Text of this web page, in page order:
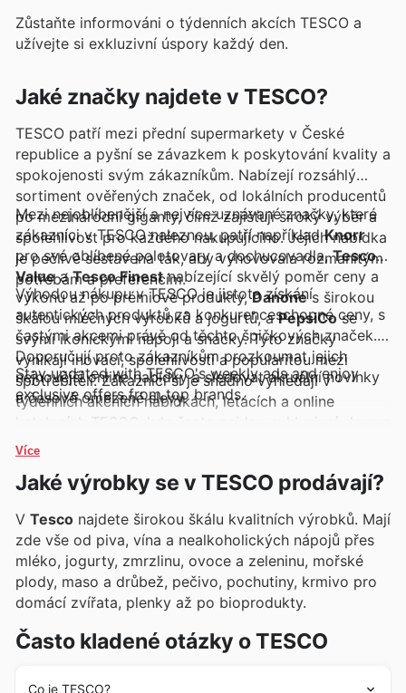
Zůstaňte informováni o týdenních akcích TESCO a
užívejte si exkluzivní úspory každý den.
Jaké značky najdete v TESCO?
TESCO patří mezi přední supermarkety v České
republice a pyšní se závazkem k poskytování kvality a
spokojenosti svým zákazníkům. Nabízejí rozsáhlý
sortiment ověřených značek, od lokálních producentů
po mezinárodní giganty, čímž zajišťují široký výběr a
spolehlivost pro každého nakupujícího. Jejich nabídka
je pečlivě sestavena tak, aby vyhovovala rozmanitým
potřebám a preferencím.
Mezi nejoblíbenější a nejvíce uznávané značky, které
zákazníci v TESCO naleznou, patří napříkladKnorr
pro své oblíbené polotovary a dochucovadla,Tesco
ValueaTesco Finestnabízející skvělý poměr ceny a
výkonu až po prémiové produkty,Danones širokou
škálou mléčných výrobků a jogurtů, aPepsiCose
svými ikonickými nápoji a snacky. Tyto značky
vynikají inovací, spolehlivostí a popularitou mezi
spotřebiteli. Zákazníci si je snadno vyhledají v
týdenních akčních nabídkách, letácích a online
katalozích TESCO, kde často najdou exkluzivní slevy a
speciální promo akce.
Výhodou nákupu v TESCO je jistota získání
autentických produktů za konkurenceschopné ceny, s
častými akcemi právě od těchto špičkových značek.
Doporučují proto zákazníkům prozkoumat jejich
nejnovější online nabídky a sledovat aktuální novinky
a časově omezené slevy.
Stay updated with TESCO's weekly ads and enjoy
exclusive offers from top brands.
Více
Jaké výrobky se v TESCO prodávají?
V Tesco najdete širokou škálu kvalitních výrobků. Mají
zde vše od piva, vína a nealkoholických nápojů přes
mléko, jogurty, zmrzlinu, ovoce a zeleninu, mořské
plody, maso a drůbež, pečivo, pochutiny, krmivo pro
domácí zvířata, plenky až po bioprodukty.
Často kladené otázky o TESCO
Co je TESCO?